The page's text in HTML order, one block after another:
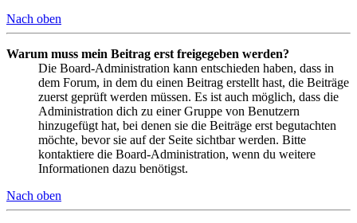
Nach oben
Warum muss mein Beitrag erst freigegeben werden?
Die Board-Administration kann entschieden haben, dass in
dem Forum, in dem du einen Beitrag erstellt hast, die Beiträge
zuerst geprüft werden müssen. Es ist auch möglich, dass die
Administration dich zu einer Gruppe von Benutzern
hinzugefügt hat, bei denen sie die Beiträge erst begutachten
möchte, bevor sie auf der Seite sichtbar werden. Bitte
kontaktiere die Board-Administration, wenn du weitere
Informationen dazu benötigst.
Nach oben